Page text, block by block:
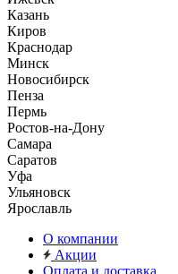
Казань
Киров
Краснодар
Минск
Новосибирск
Пенза
Пермь
Ростов-на-Дону
Самара
Саратов
Уфа
Ульяновск
Ярославль
О компании
Акции
Оплата и доставка